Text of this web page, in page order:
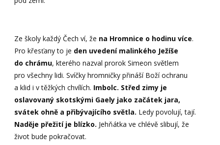
Ze školy každý Čech ví, že na Hromnice o hodinu více.
Pro křesťany to je den uvedení malinkého Ježíše
do chrámu, kterého nazval prorok Simeon světlem
pro všechny lidi. Svíčky hromničky přináší Boží ochranu
a klid i v těžkých chvílích. Imbolc. Střed zimy je
oslavovaný skotskými Gaely jako začátek jara,
svátek ohně a přibývajícího světla. Ledy povolují, tají.
Naděje přežití je blízko. Jehňátka ve chlévě slibují, že
život bude pokračovat.